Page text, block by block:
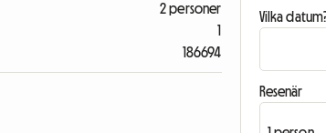
2 personer
1
186694
Vilka
Resenär